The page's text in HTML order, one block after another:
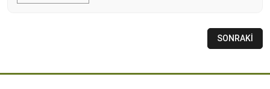
uzun yıllar boyunca sağlıklı bir şekilde gelişebilir. Starliçe
SONRAKİ